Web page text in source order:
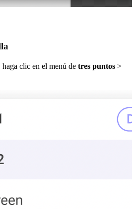
clic en el menú de tres puntos >